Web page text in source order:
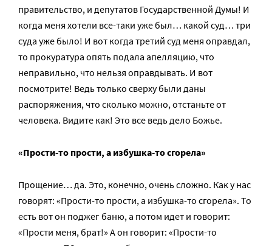
правительство, и депутатов Государственной Думы! И
когда меня хотели все-таки уже был… какой суд… три
суда уже было! И вот когда третий суд меня оправдал,
то прокуратура опять подала апелляцию, что
неправильно, что нельзя оправдывать. И вот
посмотрите! Ведь только сверху были даны
распоряжения, что сколько можно, отстаньте от
человека. Видите как! Это все ведь дело Божье.
«Прости-то прости, а избушка-то сгорела»
Прощение… да. Это, конечно, очень сложно. Как у нас
говорят: «Прости-то прости, а избушка-то сгорела». То
есть вот он поджег баню, а потом идет и говорит:
«Прости меня, брат!» А он говорит: «Прости-то